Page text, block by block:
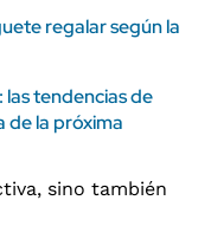
regalar según la
las tendencias de
de la próxima